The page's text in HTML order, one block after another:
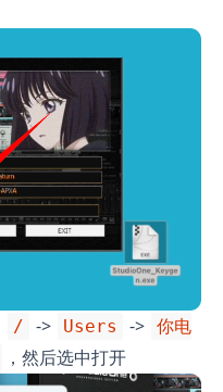
/ -> Users -> 你电
，然后选中打开